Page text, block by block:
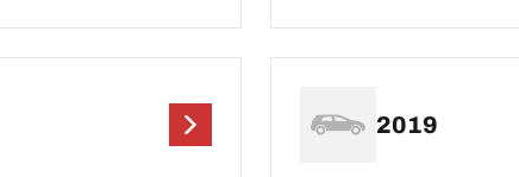
2019